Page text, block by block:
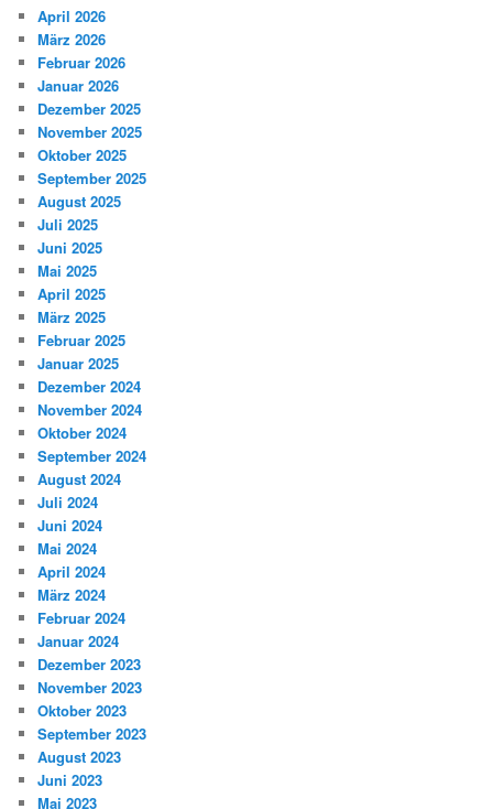
April 2026
März 2026
Februar 2026
Januar 2026
Dezember 2025
November 2025
Oktober 2025
September 2025
August 2025
Juli 2025
Juni 2025
Mai 2025
April 2025
März 2025
Februar 2025
Januar 2025
Dezember 2024
November 2024
Oktober 2024
September 2024
August 2024
Juli 2024
Juni 2024
Mai 2024
April 2024
März 2024
Februar 2024
Januar 2024
Dezember 2023
November 2023
Oktober 2023
September 2023
August 2023
Juni 2023
Mai 2023